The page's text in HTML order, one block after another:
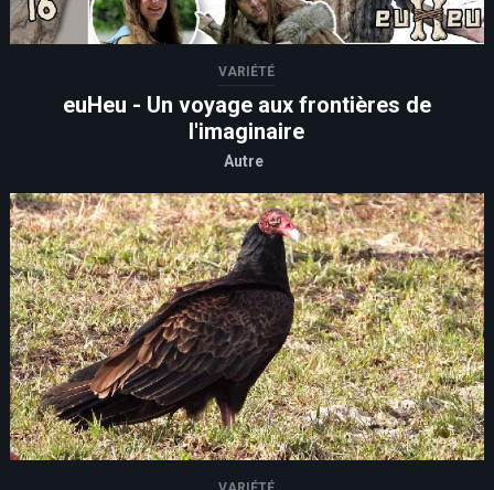
VARIÉTÉ
euHeu - Un voyage aux frontières de
l'imaginaire
Autre